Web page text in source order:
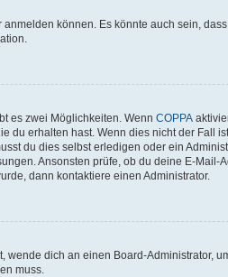
können. Es könnte auch sein,
es zwei Möglichkeiten. Wenn COPPA
du erhalten hast. Wenn dies nicht der Fall
du dies selbst erledigen oder ein
Ansonsten prüfe, ob du deine E-Mail-
dann kontaktiere einen Administrator.
dich an einen Board-Administrator,
muss.